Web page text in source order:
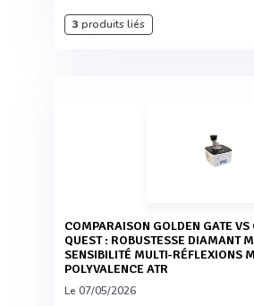
3 produits liés
COMPARAISON GOLDEN GATE VS CONCENTRATIR2 VS
QUEST : ROBUSTESSE DIAMANT
SENSIBILITÉ MULTI-RÉFLEXIONS
POLYVALENCE ATR
Le 07/05/2026